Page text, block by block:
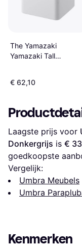
The Yamazaki
Yamazaki Tall
€ 62,10
Laagste prijs voor
Donkergrijs is €
goedkoopste
Vergelijk:
Umbra Meubels
Umbra
Kenmerken